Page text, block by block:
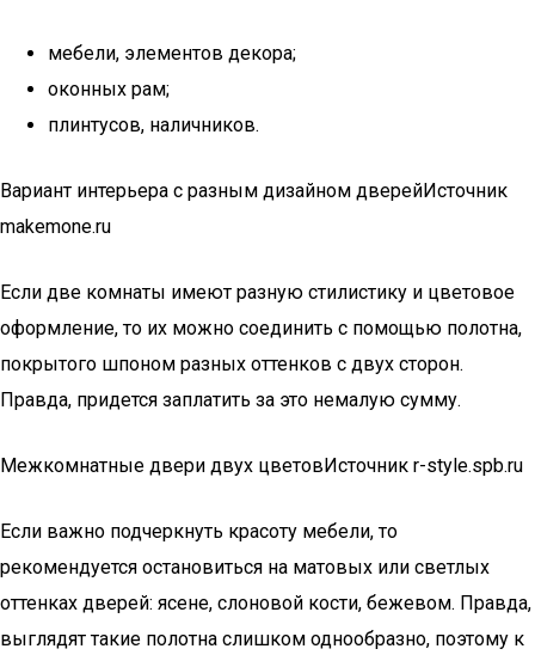
мебели, элементов декора;
оконных рам;
плинтусов, наличников.
Вариант интерьера с разным дизайном дверейИсточник
makemone.ru
Если две комнаты имеют разную стилистику и цветовое
оформление, то их можно соединить с помощью полотна,
покрытого шпоном разных оттенков с двух сторон.
Правда, придется заплатить за это немалую сумму.
Межкомнатные двери двух цветовИсточник r-style.spb.ru
Если важно подчеркнуть красоту мебели, то
рекомендуется остановиться на матовых или светлых
оттенках дверей: ясене, слоновой кости, бежевом. Правда,
выглядят такие полотна слишком однообразно, поэтому к